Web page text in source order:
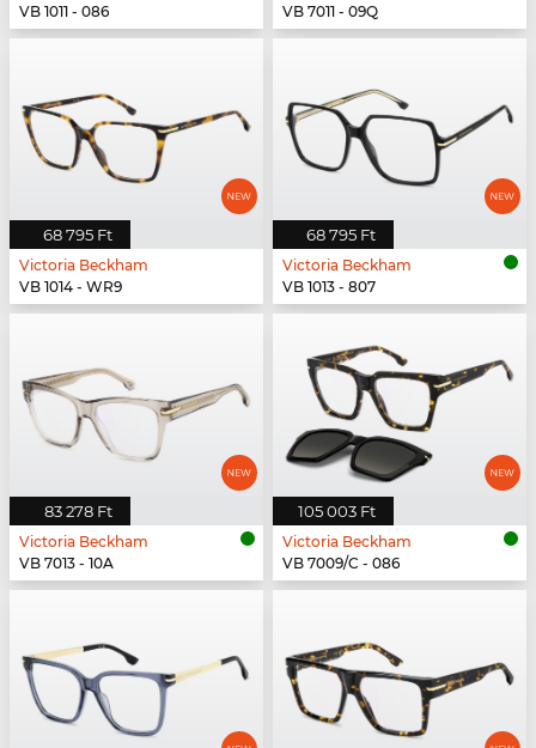
VB 1011 - 086
VB 7011 - 09Q
68 795 Ft
Victoria Beckham
VB 1014 - WR9
68 795 Ft
Victoria Beckham
VB 1013 - 807
83 278 Ft
Victoria Beckham
VB 7013 - 10A
105 003 Ft
Victoria Beckham
VB 7009/C - 086